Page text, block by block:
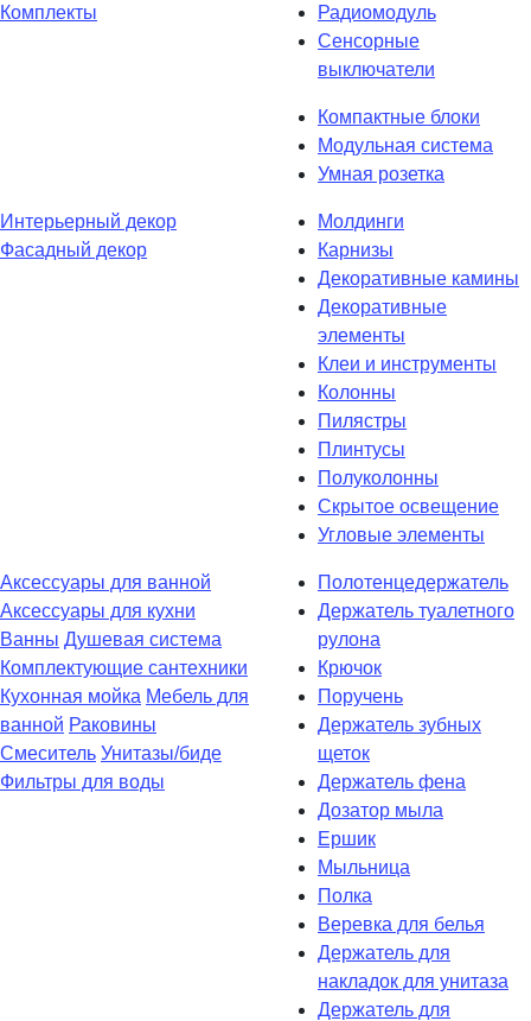
Комплекты
Радиомодуль
Сенсорные
выключатели
Компактные блоки
Модульная система
Умная розетка
Интерьерный декор
Фасадный декор
Молдинги
Карнизы
Декоративные камины
Декоративные
элементы
Клеи и инструменты
Колонны
Пилястры
Плинтусы
Полуколонны
Скрытое освещение
Угловые элементы
Аксессуары для ванной
Аксессуары для кухни
Ванны Душевая система
Комплектующие сантехники
Кухонная мойка Мебель для
ванной Раковины
Смеситель Унитазы/биде
Фильтры для воды
Полотенцедержатель
Держатель туалетного
рулона
Крючок
Поручень
Держатель зубных
щеток
Держатель фена
Дозатор мыла
Eршик
Мыльница
Полка
Веревка для белья
Держатель для
накладок для унитаза
Держатель для